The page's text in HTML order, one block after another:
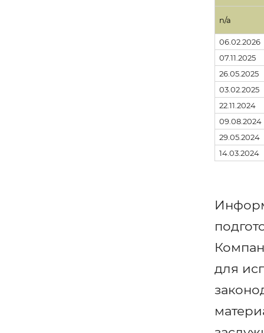
n/a
06.02.2026
07.11.2025
26.05.2025
03.02.2025
22.11.2024
09.08.2024
29.05.2024
14.03.2024
для